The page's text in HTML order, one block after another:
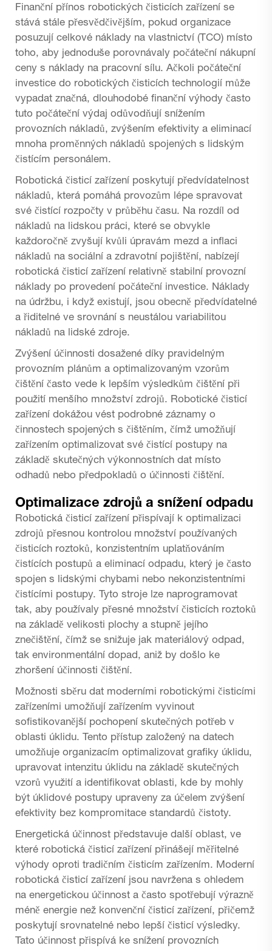
Finanční přínos robotických čisticích zařízení se
stává stále přesvědčivějším, pokud organizace
posuzují celkové náklady na vlastnictví (TCO) místo
toho, aby jednoduše porovnávaly počáteční nákupní
ceny s náklady na pracovní sílu. Ačkoli počáteční
investice do robotických čisticích technologií může
vypadat značná, dlouhodobé finanční výhody často
tuto počáteční výdaj odůvodňují snížením
provozních nákladů, zvýšením efektivity a eliminací
mnoha proměnných nákladů spojených s lidským
čistícím personálem.
Robotická čisticí zařízení poskytují předvídatelnost
nákladů, která pomáhá provozům lépe spravovat
své čistící rozpočty v průběhu času. Na rozdíl od
nákladů na lidskou práci, které se obvykle
každoročně zvyšují kvůli úpravám mezd a inflaci
nákladů na sociální a zdravotní pojištění, nabízejí
robotická čisticí zařízení relativně stabilní provozní
náklady po provedení počáteční investice. Náklady
na údržbu, i když existují, jsou obecně předvídatelné
a řiditelné ve srovnání s neustálou variabilitou
nákladů na lidské zdroje.
Zvýšení účinnosti dosažené díky pravidelným
provozním plánům a optimalizovaným vzorům
čištění často vede k lepším výsledkům čištění při
použití menšího množství zdrojů. Robotické čisticí
zařízení dokážou vést podrobné záznamy o
činnostech spojených s čištěním, čímž umožňují
zařízením optimalizovat své čistící postupy na
základě skutečných výkonnostních dat místo
odhadů nebo předpokladů o účinnosti čištění.
Optimalizace zdrojů a snížení odpadu
Robotická čisticí zařízení přispívají k optimalizaci
zdrojů přesnou kontrolou množství používaných
čisticích roztoků, konzistentním uplatňováním
čistících postupů a eliminací odpadu, který je často
spojen s lidskými chybami nebo nekonzistentními
čistícími postupy. Tyto stroje lze naprogramovat
tak, aby používaly přesné množství čisticích roztoků
na základě velikosti plochy a stupně jejího
znečištění, čímž se snižuje jak materiálový odpad,
tak environmentální dopad, aniž by došlo ke
zhoršení účinnosti čištění.
Možnosti sběru dat moderními robotickými čisticími
zařízeními umožňují zařízením vyvinout
sofistikovanější pochopení skutečných potřeb v
oblasti úklidu. Tento přístup založený na datech
umožňuje organizacím optimalizovat grafiky úklidu,
upravovat intenzitu úklidu na základě skutečných
vzorů využití a identifikovat oblasti, kde by mohly
být úklidové postupy upraveny za účelem zvýšení
efektivity bez kompromitace standardů čistoty.
Energetická účinnost představuje další oblast, ve
které robotická čisticí zařízení přinášejí měřitelné
výhody oproti tradičním čisticím zařízením. Moderní
robotická čisticí zařízení jsou navržena s ohledem
na energetickou účinnost a často spotřebují výrazně
méně energie než konvenční čisticí zařízení, přičemž
poskytují srovnatelné nebo lepší čisticí výsledky.
Tato účinnost přispívá ke snížení provozních